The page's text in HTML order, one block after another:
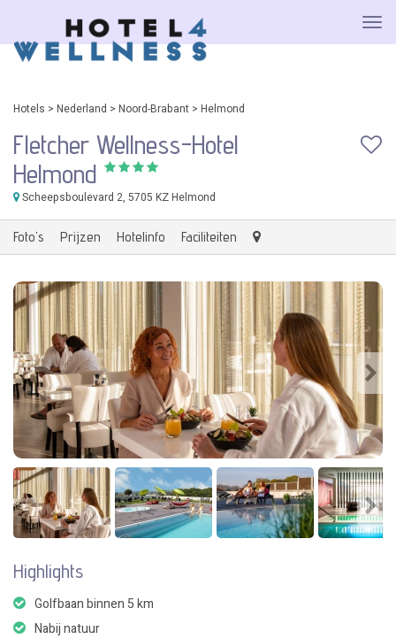
Hotels > Nederland > Noord-Brabant > Helmond
Fletcher Wellness-Hotel
Helmond
Scheepsboulevard 2, 5705 KZ Helmond
Foto's Prijzen Hotelinfo Faciliteiten
Highlights
Golfbaan binnen 5 km
Nabij natuur